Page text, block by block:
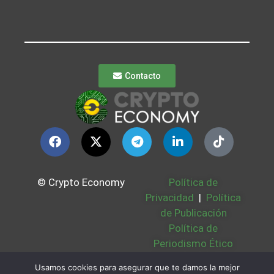
Contacto
© Crypto Economy
Política de
Privacidad | Política
de Publicación
Política de
Periodismo Ético
Usamos cookies para asegurar que te damos la mejor